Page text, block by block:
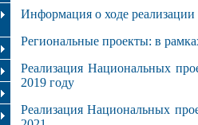
Информация о ходе
Региональные проекты: в
Реализация Национальных
2019 году
Реализация Национальных